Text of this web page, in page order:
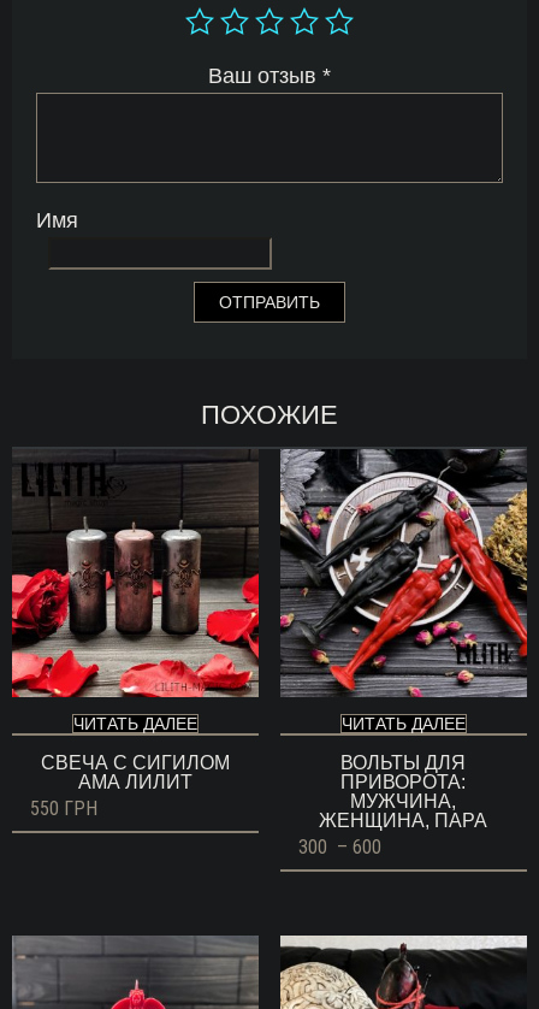
Ваш отзыв *
Имя
ПОХОЖИЕ
ЧИТАТЬ ДАЛЕЕ
СВЕЧА С СИГИЛОМ
АМА ЛИЛИТ
550 ГРН
ЧИТАТЬ ДАЛЕЕ
ВОЛЬТЫ ДЛЯ
ПРИВОРОТА:
МУЖЧИНА,
ЖЕНЩИНА, ПАРА
300 – 600
цен: